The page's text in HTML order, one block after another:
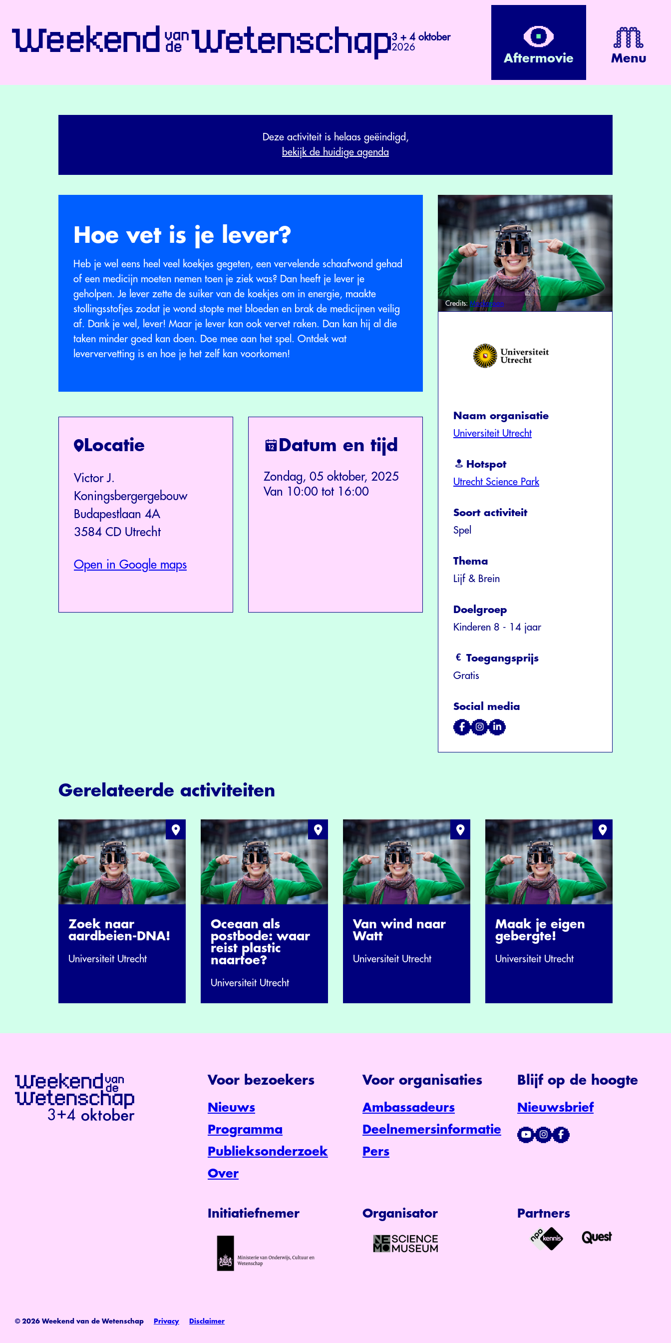
3 + 4 oktober
2026
Aftermovie Menu
Deze activiteit is helaas geëindigd,
bekijk de huidige agenda
Hoe vet is je lever?
Heb je wel eens heel veel koekjes gegeten, een vervelende schaafwond gehad
of een medicijn moeten nemen toen je ziek was? Dan heeft je lever je
geholpen. Je lever zette de suiker van de koekjes om in energie, maakte
stollingsstofjes zodat je wond stopte met bloeden en brak de medicijnen veilig
af. Dank je wel, lever! Maar je lever kan ook vervet raken. Dan kan hij al die
taken minder goed kan doen. Doe mee aan het spel. Ontdek wat
leververvetting is en hoe je het zelf kan voorkomen!
Locatie
Victor J.
Koningsbergergebouw
Budapestlaan 4A
3584 CD Utrecht
Open in Google maps
Datum en tijd
Zondag, 05 oktober, 2025
Van 10:00 tot 16:00
Credits:Mockaroon
Naam organisatie
Universiteit Utrecht
Hotspot
Utrecht Science Park
Soort activiteit
Spel
Thema
Lijf & Brein
Doelgroep
Kinderen 8 - 14 jaar
Toegangsprijs
Gratis
Social media
Gerelateerde activiteiten
Zoek naar
aardbeien-DNA!
Universiteit Utrecht
Oceaan als
postbode: waar
reist plastic
naartoe?
Universiteit Utrecht
Van wind naar
Watt
Universiteit Utrecht
Maak je eigen
gebergte!
Universiteit Utrecht
Voor bezoekers
Nieuws
Programma
Publieksonderzoek
Over
Voor organisaties
Ambassadeurs
Deelnemersinformatie
Pers
Blijf op de hoogte
Nieuwsbrief
Initiatiefnemer Organisator Partners
© 2026 Weekend van de Wetenschap Privacy Disclaimer